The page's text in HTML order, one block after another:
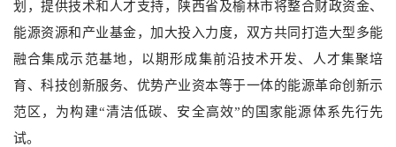
划，提供技术和人才支持，陕西省及榆林市将整合财政资金、
能源资源和产业基金，加大投入力度，双方共同打造大型多能
融合集成示范基地，以期形成集前沿技术开发、人才集聚培
育、科技创新服务、优势产业资本等于一体的能源革命创新示
范区，为构建“清洁低碳、安全高效”的国家能源体系先行先
试。